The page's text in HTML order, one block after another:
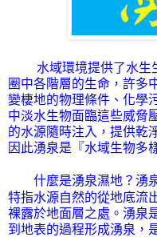
水域環境提供了水生
圈中各階層的生命，許多
變棲地的物理條件、化學
中淡水生物面臨這些威脅
的水源隨時注入，提供乾
因此湧泉是『水域生物多
什麼是湧泉濕地？湧
特指水源自然的從地底流
裸露於地面層之處。湧泉
到地表的過程形成湧泉，